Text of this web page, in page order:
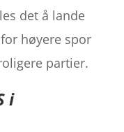
det å lande
høyere spor
partier.
i